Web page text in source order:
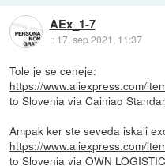
AEx_1-7
:: 17. sep 2021, 11:37
Tole je se ceneje:
https://www.aliexpress.com/
to Slovenia via Cainiao
Ampak ker ste seveda iskali
https://www.aliexpress.com/
to Slovenia via OWN